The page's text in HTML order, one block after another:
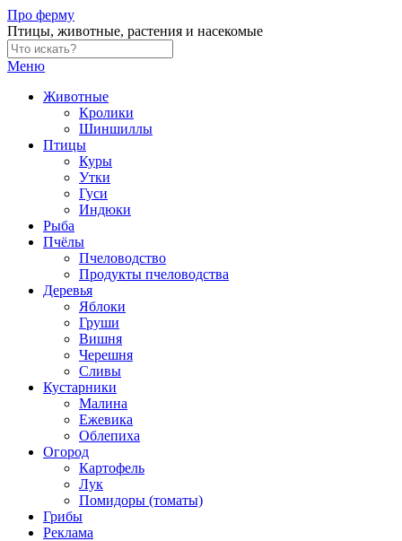
Skip
to
content
Про ферму
Птицы, животные, растения и насекомые
Меню
Животные
Кролики
Шиншиллы
Птицы
Куры
Утки
Гуси
Индюки
Рыба
Пчёлы
Пчеловодство
Продукты пчеловодства
Деревья
Яблоки
Груши
Вишня
Черешня
Сливы
Кустарники
Малина
Ежевика
Облепиха
Огород
Картофель
Лук
Помидоры (томаты)
Грибы
Реклама